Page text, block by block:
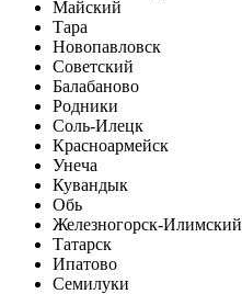
Майский
Тара
Новопавловск
Советский
Балабаново
Родники
Соль-Илецк
Красноармейск
Унеча
Кувандык
Обь
Железногорск-Илимский
Татарск
Ипатово
Семилуки